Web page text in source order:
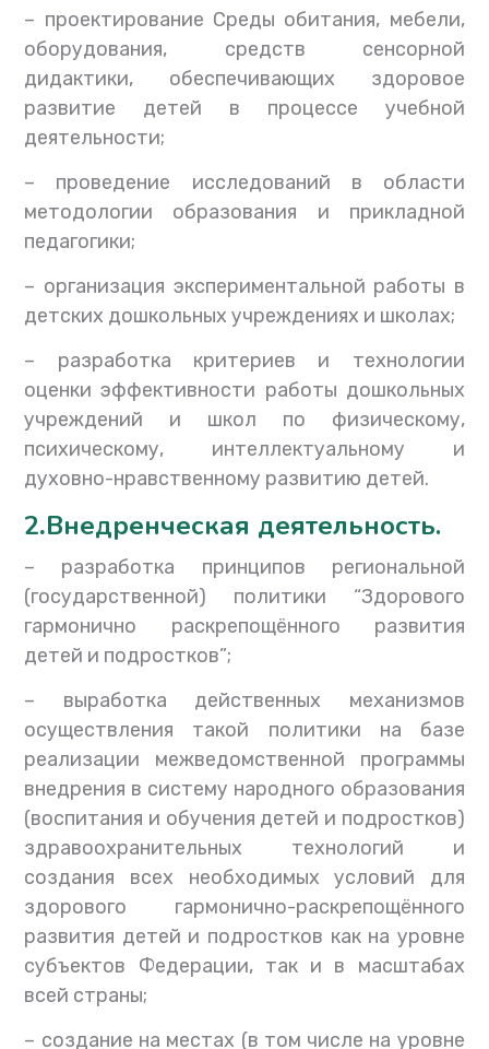
– проектирование Среды обитания, мебели,
оборудования, средств сенсорной
дидактики, обеспечивающих здоровое
развитие детей в процессе учебной
деятельности;
–
проведение исследований в области
методологии образования и прикладной
педагогики;
– организация экспериментальной работы в
детских дошкольных учреждениях и школах;
–
разработка критериев и технологии
оценки эффективности работы дошкольных
учреждений и школ по физическому,
психическому, интеллектуальному и
духовно-нравственному развитию детей.
2.Внедренческая деятельность.
–
разработка принципов региональной
(государственной) политики “Здорового
гармонично раскрепощённого развития
детей и подростков”;
–
выработка действенных механизмов
осуществления такой политики на базе
реализации межведомственной программы
внедрения в систему народного образования
(воспитания и обучения детей и подростков)
здравоохранительных технологий и
создания всех необходимых условий для
здорового гармонично-раскрепощённого
развития детей и подростков как на уровне
субъектов Федерации, так и в масштабах
всей страны;
– создание на местах (в том числе на уровне